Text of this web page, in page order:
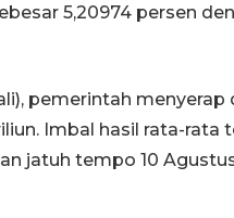
5,20974 persen
pemerintah menyerap
Imbal hasil rata-rata
jatuh tempo 10